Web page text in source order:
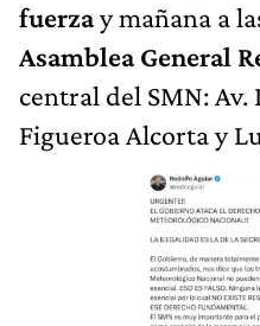
fuerzay mañana a
Asamblea General
central del SMN: Av.
Figueroa Alcorta y